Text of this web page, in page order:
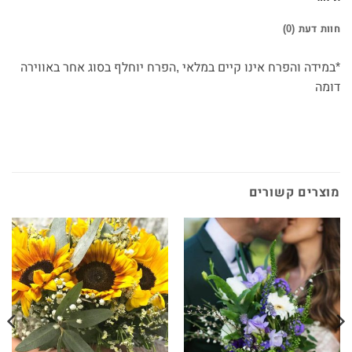
חוות דעת (0)
*במידה והפרח אינו קיים במלאי ,הפרח יוחלף בסוג אחר באווירה
דומה
מוצרים קשורים